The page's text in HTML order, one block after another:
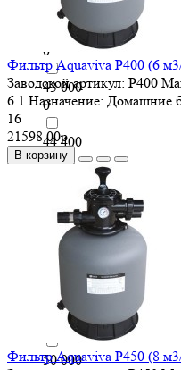
404 000
0
43 000
0
44 400
0
456 000
48 000
50 000
Фильтр Aquaviva P400 (6
Заводской артикул: P400
6.1 Назначение: Домашние
16
21598.00р.
В корзину
Фильтр Aquaviva P450 (8